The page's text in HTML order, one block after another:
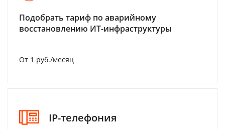
Подобрать тариф по аварийному
восстановлению ИТ-инфраструктуры
От 1 руб./месяц
IP-телефония